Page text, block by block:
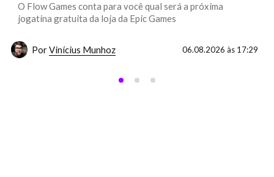
O Flow Games conta para você qual será a próxima
jogatina gratuita da loja da Epic Games
PorVinícius Munhoz 06.08.2026 às 17:29